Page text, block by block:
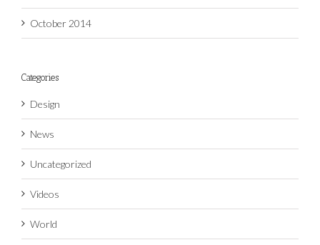
October 2014
Categories
Design
News
Uncategorized
Videos
World